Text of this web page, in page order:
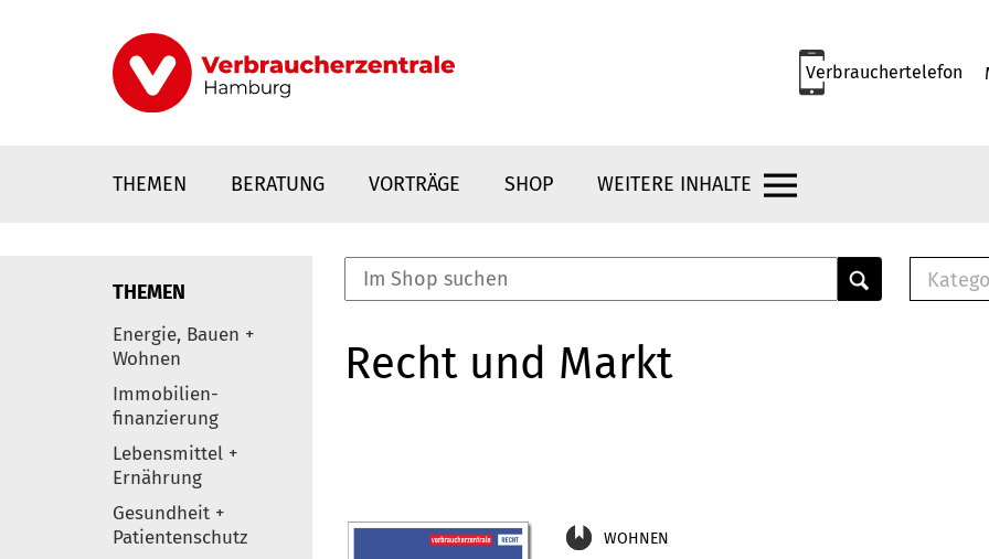
Verbrauchertelefon
THEMEN BERATUNG VORTRÄGE SHOP WEITERE INHALTE
Elemente
THEMEN
Energie, Bauen +
Wohnen
Immobilien-
finanzierung
Lebensmittel +
Ernährung
Gesundheit +
Patientenschutz
Recht und Markt
WOHNEN